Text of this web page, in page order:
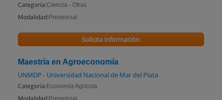
Categoría:Ciencia - Otras
Modalidad: Presencial
Solicita información
Maestría en Agroeconomía
UNMDP - Universidad Nacional de Mar del Plata
Categoría: Economía Agrícola
Modalidad: Presencial